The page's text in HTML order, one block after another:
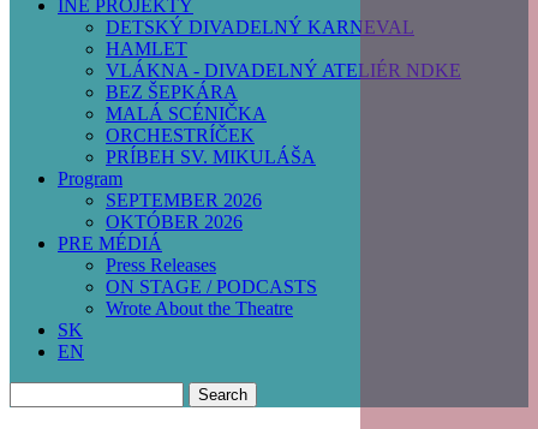
INÉ PROJEKTY
DETSKÝ DIVADELNÝ KARNEVAL
HAMLET
VLÁKNA - DIVADELNÝ ATELIÉR NDKE
BEZ ŠEPKÁRA
MALÁ SCÉNIČKA
ORCHESTRÍČEK
PRÍBEH SV. MIKULÁŠA
Program
SEPTEMBER 2026
OKTÓBER 2026
PRE MÉDIÁ
Press Releases
ON STAGE / PODCASTS
Wrote About the Theatre
SK
EN